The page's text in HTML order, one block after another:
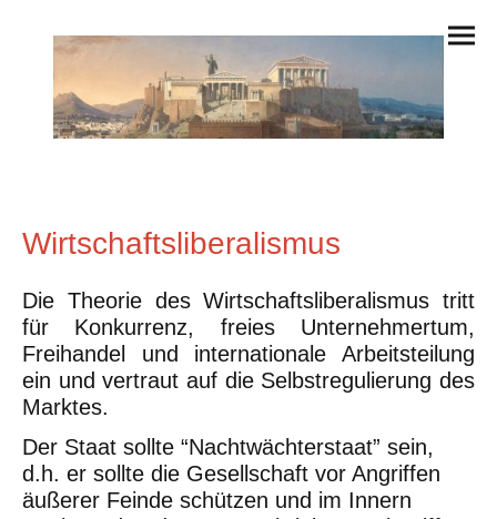
Wirtschaftsliberalismus
Die Theorie des Wirtschaftsliberalismus tritt
für Konkurrenz, freies Unternehmertum,
Freihandel und internationale Arbeitsteilung
ein und vertraut auf die Selbstregulierung des
Marktes.
Der Staat sollte “Nachtwächterstaat” sein,
d.h. er sollte die Gesellschaft vor Angriffen
äußerer Feinde schützen und im Innern